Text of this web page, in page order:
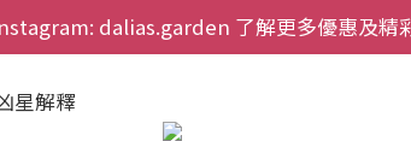
朗新店開幕，網上首次購物九折兼免運費。
dalias.garden 了解更多優惠及精
星解釋